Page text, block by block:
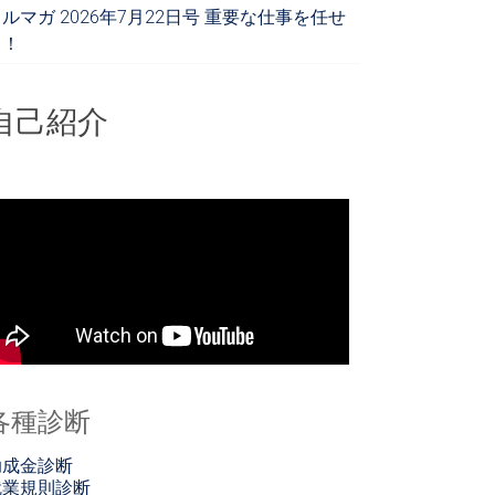
マガ 2026年7月22日号 重要な仕事を任せ
己紹介
種診断
金診断
規則診断